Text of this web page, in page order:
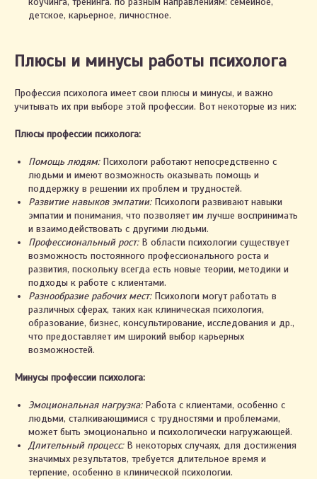
детское, карьерное, личностное.
Плюсы и минусы работы психолога
Профессия психолога имеет свои плюсы и минусы, и важно
учитывать их при выборе этой профессии. Вот некоторые из них:
Плюсы профессии психолога:
Помощь людям:Психологи работают непосредственно с
людьми и имеют возможность оказывать помощь и
поддержку в решении их проблем и трудностей.
Развитие навыков эмпатии:Психологи развивают навыки
эмпатии и понимания, что позволяет им лучше воспринимать
и взаимодействовать с другими людьми.
Профессиональный рост:В области психологии существует
возможность постоянного профессионального роста и
развития, поскольку всегда есть новые теории, методики и
подходы к работе с клиентами.
Разнообразие рабочих мест:Психологи могут работать в
различных сферах, таких как клиническая психология,
образование, бизнес, консультирование, исследования и др.,
что предоставляет им широкий выбор карьерных
возможностей.
Минусы профессии психолога:
Эмоциональная нагрузка:Работа с клиентами, особенно с
людьми, сталкивающимися с трудностями и проблемами,
может быть эмоционально и психологически нагружающей.
Длительный процесс:В некоторых случаях, для достижения
значимых результатов, требуется длительное время и
терпение, особенно в клинической психологии.